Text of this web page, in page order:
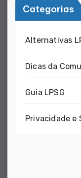
Categorias
Alternativas
Dicas da
Guia LPSG
Privacidade e